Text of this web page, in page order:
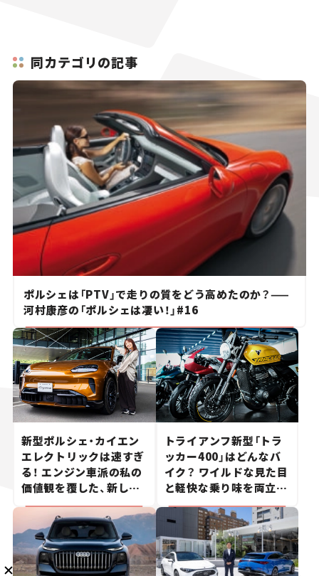
同カテゴリの記事
ポルシェは「PTV」で走りの質をどう高めたのか？——
河村康彦の「ポルシェは凄い！」#16
新型ポルシェ・カイエン
エレクトリックは速すぎ
る！ エンジン車派の私の
価値観を覆した、新しい
ポルシェの走り。
トライアンフ新型「トラ
ッカー400」はどんなバ
イク？ ワイルドな見た目
と軽快な乗り味を両立し
た400ccフラットトラッ
カー【試乗レビュー】
メルマガ登録
KURU KURAについて広告掲載 プライバシーポリシー 採用情報
FAQ
follow us